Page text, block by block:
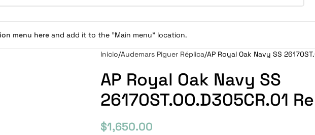
menu here and add it to the "Main menu" location.
Inicio Audemars Piguer Réplica AP Royal Oak Navy SS
AP Royal Oak Navy SS
26170ST.OO.D305CR.01
$1,650.00